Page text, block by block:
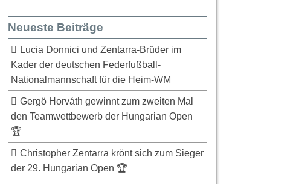
Neueste Beiträge
Lucia Donnici und Zentarra-Brüder im
Kader der deutschen Federfußball-
Nationalmannschaft für die Heim-WM
Gergö Horváth gewinnt zum zweiten Mal
den Teamwettbewerb der Hungarian Open
🏆
Christopher Zentarra krönt sich zum Sieger
der 29. Hungarian Open 🏆